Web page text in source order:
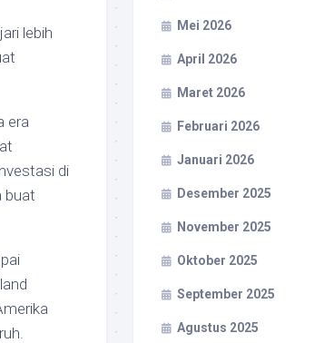
lebih
era
di
buat
Mei 2026
April 2026
Maret 2026
Februari 2026
Januari 2026
Desember 2025
November 2025
Oktober 2025
September 2025
Agustus 2025